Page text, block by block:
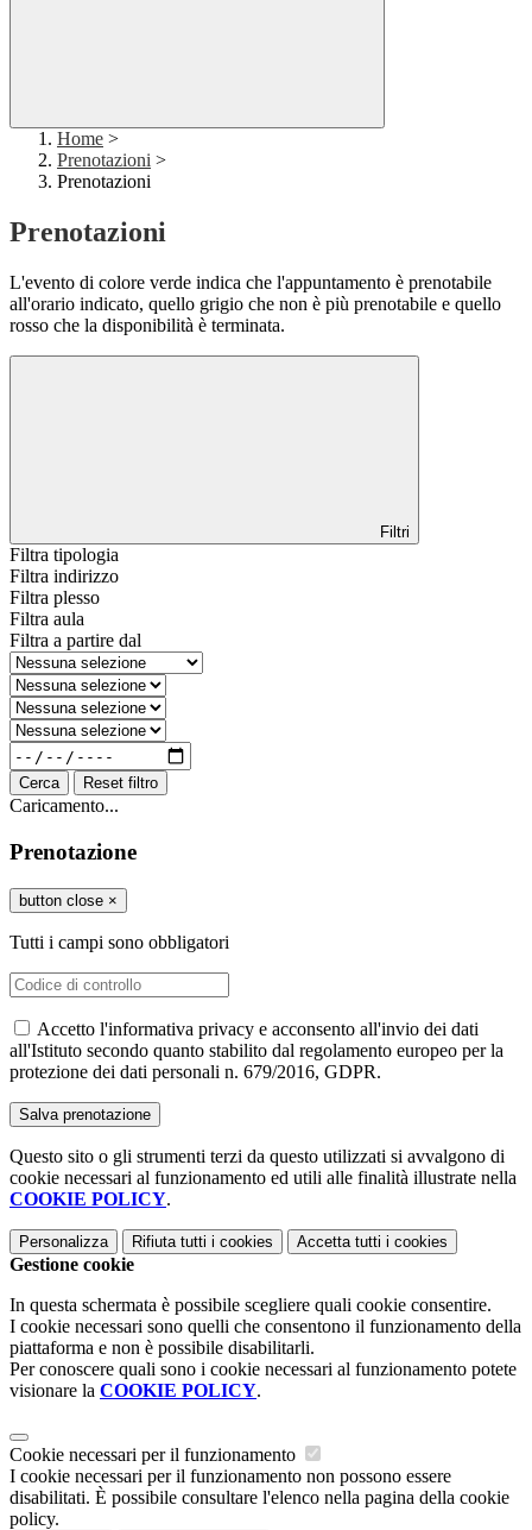
Home >
Prenotazioni >
Prenotazioni
Prenotazioni
L'evento di colore verde indica che l'appuntamento è prenotabile
all'orario indicato, quello grigio che non è più prenotabile e quello
rosso che la disponibilità è terminata.
Filtri
Filtra tipologia
Filtra indirizzo
Filtra plesso
Filtra aula
Filtra a partire dal
Cerca Reset filtro
Caricamento...
Prenotazione
button close ×
Tutti i campi sono obbligatori
Accetto l'informativa privacy e acconsento all'invio dei dati
all'Istituto secondo quanto stabilito dal regolamento europeo per la
protezione dei dati personali n. 679/2016, GDPR.
Questo sito o gli strumenti terzi da questo utilizzati si avvalgono di
cookie necessari al funzionamento ed utili alle finalità illustrate nella
COOKIE POLICY.
Personalizza Rifiuta tutti i cookies Accetta tutti i cookies
Gestione cookie
In questa schermata è possibile scegliere quali cookie consentire.
I cookie necessari sono quelli che consentono il funzionamento della
piattaforma e non è possibile disabilitarli.
Per conoscere quali sono i cookie necessari al funzionamento potete
visionare la COOKIE POLICY.
Cookie necessari per il funzionamento
I cookie necessari per il funzionamento non possono essere
disabilitati. È possibile consultare l'elenco nella pagina della cookie
policy.